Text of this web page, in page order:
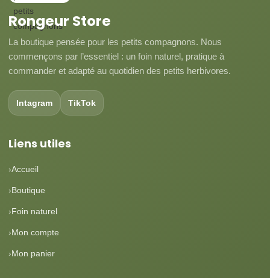
Rongeur Store
La boutique pensée pour les petits compagnons. Nous
commençons par l’essentiel : un foin naturel, pratique à
commander et adapté au quotidien des petits herbivores.
Intagram TikTok
Liens utiles
Accueil
Boutique
Foin naturel
Mon compte
Mon panier